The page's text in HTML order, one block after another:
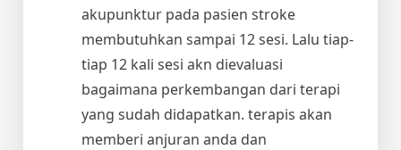
akupunktur pada pasien stroke
membutuhkan sampai 12 sesi. Lalu tiap-
tiap 12 kali sesi akn dievaluasi
bagaimana perkembangan dari terapi
yang sudah didapatkan. terapis akan
memberi anjuran anda dan